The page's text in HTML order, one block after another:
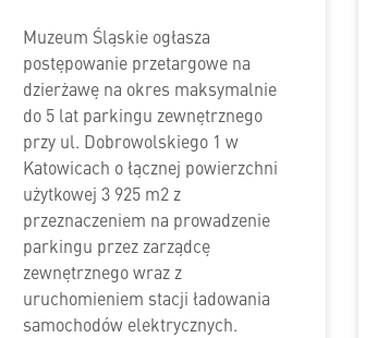
Muzeum Śląskie ogłasza
postępowanie przetargowe na
dzierżawę na okres maksymalnie
do 5 lat parkingu zewnętrznego
przy ul. Dobrowolskiego 1 w
Katowicach o łącznej powierzchni
użytkowej 3 925 m2 z
przeznaczeniem na prowadzenie
parkingu przez zarządcę
zewnętrznego wraz z
uruchomieniem stacji ładowania
samochodów elektrycznych.